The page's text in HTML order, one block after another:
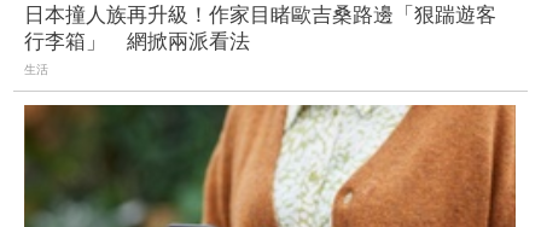
日本撞人族再升級！作家目睹歐吉桑路邊「狠踹遊客
行李箱」 網掀兩派看法
生活